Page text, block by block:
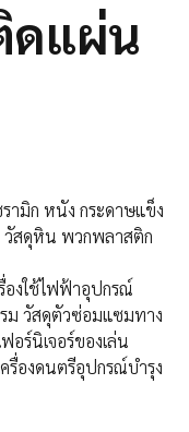
ดแผ่น
ามิก หนัง กระดาษแข็ง
วัสดุหิน พวกพลาสติก
องใช้ไฟฟ้าอุปกรณ์
ม วัสดุตัวซ่อมแซมทาง
อร์นิเจอร์ของเล่น
รื่องดนตรีอุปกรณ์บำรุง